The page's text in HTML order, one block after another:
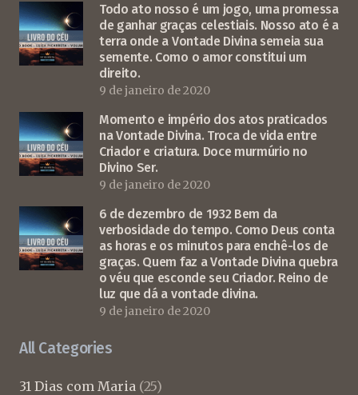
Todo ato nosso é um jogo, uma promessa
de ganhar graças celestiais. Nosso ato é a
terra onde a Vontade Divina semeia sua
semente. Como o amor constitui um
direito.
9 de janeiro de 2020
Momento e império dos atos praticados
na Vontade Divina. Troca de vida entre
Criador e criatura. Doce murmúrio no
Divino Ser.
9 de janeiro de 2020
6 de dezembro de 1932 Bem da
verbosidade do tempo. Como Deus conta
as horas e os minutos para enchê-los de
graças. Quem faz a Vontade Divina quebra
o véu que esconde seu Criador. Reino de
luz que dá a vontade divina.
9 de janeiro de 2020
All Categories
31 Dias com Maria (25)